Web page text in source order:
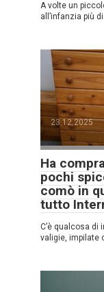
A volte un
all’infanzia più
23.12.2025
Ha
pochi
comò in
tutto
C’è qualcosa
valigie, impilate